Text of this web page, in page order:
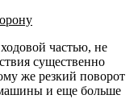
частью, не
существенно
же резкий поворот
машины и еще больше